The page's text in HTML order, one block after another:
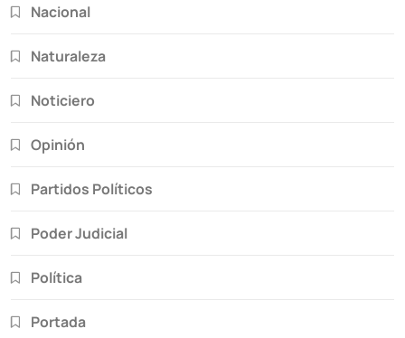
Nacional
Naturaleza
Noticiero
Opinión
Partidos Políticos
Poder Judicial
Política
Portada